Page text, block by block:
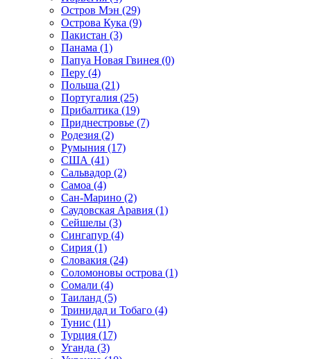
Остров Мэн (29)
Острова Кука (9)
Пакистан (3)
Панама (1)
Папуа Новая Гвинея (0)
Перу (4)
Польша (21)
Португалия (25)
Прибалтика (19)
Приднестровье (7)
Родезия (2)
Румыния (17)
США (41)
Сальвадор (2)
Самоа (4)
Сан-Марино (2)
Саудовская Аравия (1)
Сейшелы (3)
Сингапур (4)
Сирия (1)
Словакия (24)
Соломоновы острова (1)
Сомали (4)
Таиланд (5)
Тринидад и Тобаго (4)
Тунис (11)
Турция (17)
Уганда (3)